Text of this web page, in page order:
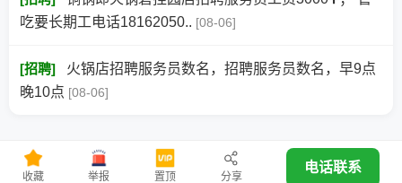
吃要长期工电话18162050.. [08-06]
[招聘]
火锅店招聘服务员数名，招聘服务员数名，早9点
晚10点 [08-06]
收藏 举报 置顶 分享
电话联系